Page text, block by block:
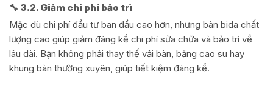
🔧 3.2. Giảm chi phí bảo trì
Mặc dù chi phí đầu tư ban đầu cao hơn, nhưng bàn bida chất
lượng cao giúp giảm đáng kể chi phí sửa chữa và bảo trì về
lâu dài. Bạn không phải thay thế vải bàn, băng cao su hay
khung bàn thường xuyên, giúp tiết kiệm đáng kể.